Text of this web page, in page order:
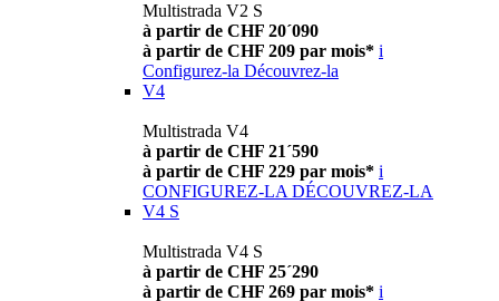
Multistrada V2 S
à partir de CHF 20´090
à partir de CHF 209 par mois* i
Configurez-la Découvrez-la
V4
Multistrada V4
à partir de CHF 21´590
à partir de CHF 229 par mois* i
CONFIGUREZ-LA DÉCOUVREZ-LA
V4 S
Multistrada V4 S
à partir de CHF 25´290
à partir de CHF 269 par mois* i